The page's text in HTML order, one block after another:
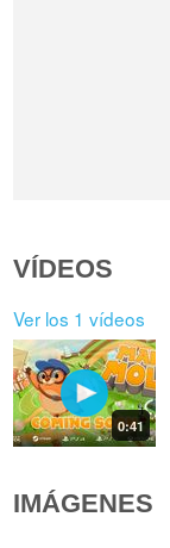
VÍDEOS
Ver los 1 vídeos
0:41
IMÁGENES